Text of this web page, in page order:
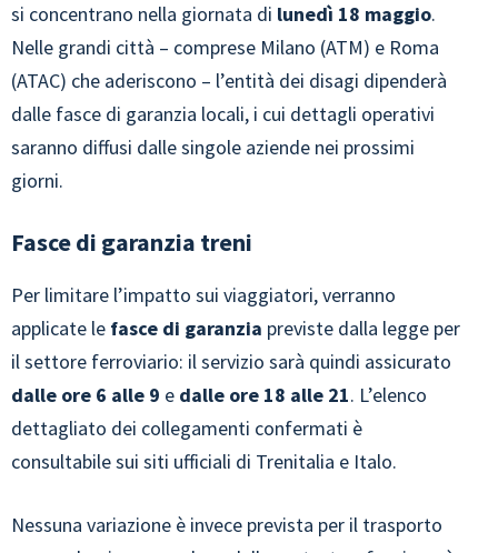
si concentrano nella giornata di lunedì 18 maggio.
Nelle grandi città – comprese Milano (ATM) e Roma
(ATAC) che aderiscono – l’entità dei disagi dipenderà
dalle fasce di garanzia locali, i cui dettagli operativi
saranno diffusi dalle singole aziende nei prossimi
giorni.
Fasce di garanzia treni
Per limitare l’impatto sui viaggiatori, verranno
applicate le fasce di garanzia previste dalla legge per
il settore ferroviario: il servizio sarà quindi assicurato
dalle ore 6 alle 9 e dalle ore 18 alle 21. L’elenco
dettagliato dei collegamenti confermati è
consultabile sui siti ufficiali di Trenitalia e Italo.
Nessuna variazione è invece prevista per il trasporto